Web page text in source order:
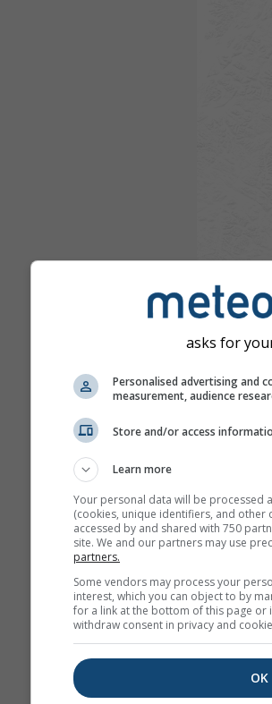
asks for
Personalised advertising and
measurement, audience
Store and/or access
Learn more
Your personal data will be processed
(cookies, unique identifiers, and other
accessed by and shared with 750
site. We and our partners may use
partners.
Some vendors may process your
interest, which you can object to by
for a link at the bottom of this page or
withdraw consent in privacy and
OK